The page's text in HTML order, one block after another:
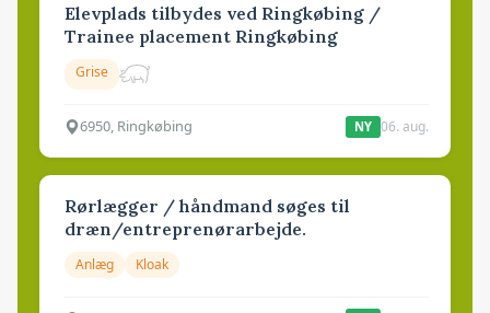
Elevplads tilbydes ved Ringkøbing /
Trainee placement Ringkøbing
Grise
6950, Ringkøbing NY 06. aug.
Rørlægger / håndmand søges til
dræn/entreprenørarbejde.
Anlæg Kloak